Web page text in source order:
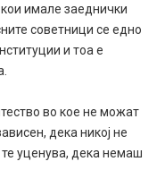
имале заеднички
советници се едно
и тоа е
во кое не можат
дека никој не
уценува, дека немаш